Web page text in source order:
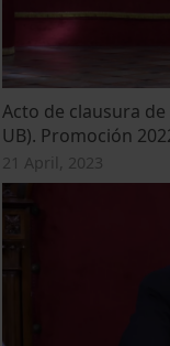
Acto de clausura
UB). Promoción
21 April, 2023